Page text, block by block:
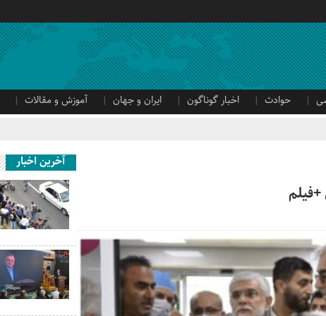
حوادث اخبار گوناگون ایران و جهان آموزش و مقالات
آخرین اخبار